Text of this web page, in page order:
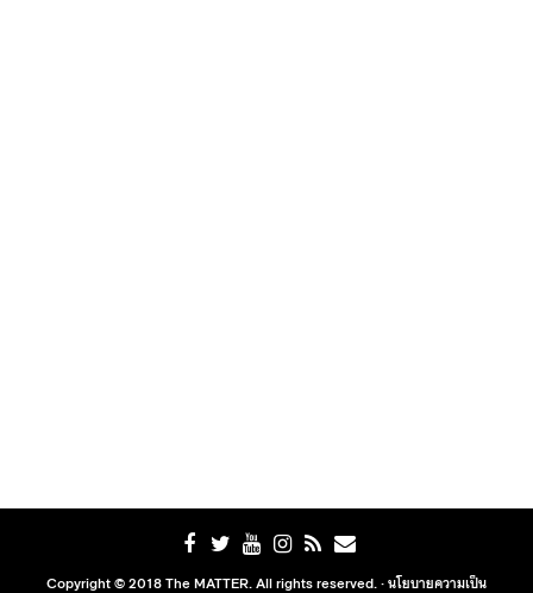
Copyright © 2018 The MATTER. All rights reserved. ·นโยบายความเป็น